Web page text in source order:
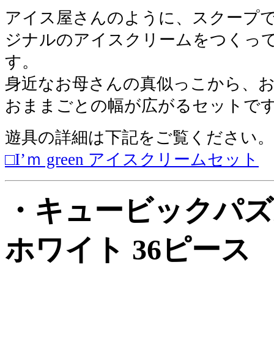
アイス屋さんのように、スクープ
ジナルのアイスクリームをつくっ
す。
身近なお母さんの真似っこから、
おままごとの幅が広がるセットで
遊具の詳細は下記をご覧ください。
□I’ｍ green アイスクリームセット
・キュービックパ
ホワイト 36ピース